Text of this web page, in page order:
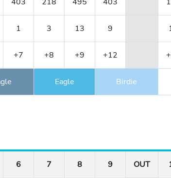
403 218 495 403
1 3 13 9
+7 +8 +9 +12
Eagle Birdie
6 7 8 9 OUT